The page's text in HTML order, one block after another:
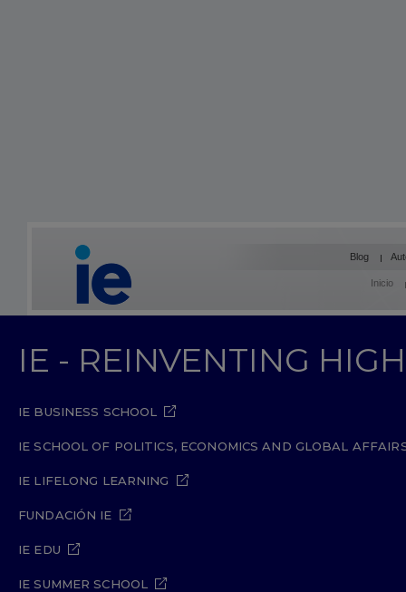
Blog
Inicio
IE - REINVENTING
IE BUSINESS SCHOOL
IE SCHOOL OF POLITICS, ECONOMICS AND GLOBAL
IE LIFELONG LEARNING
FUNDACIÓN IE
IE EDU
IE SUMMER SCHOOL